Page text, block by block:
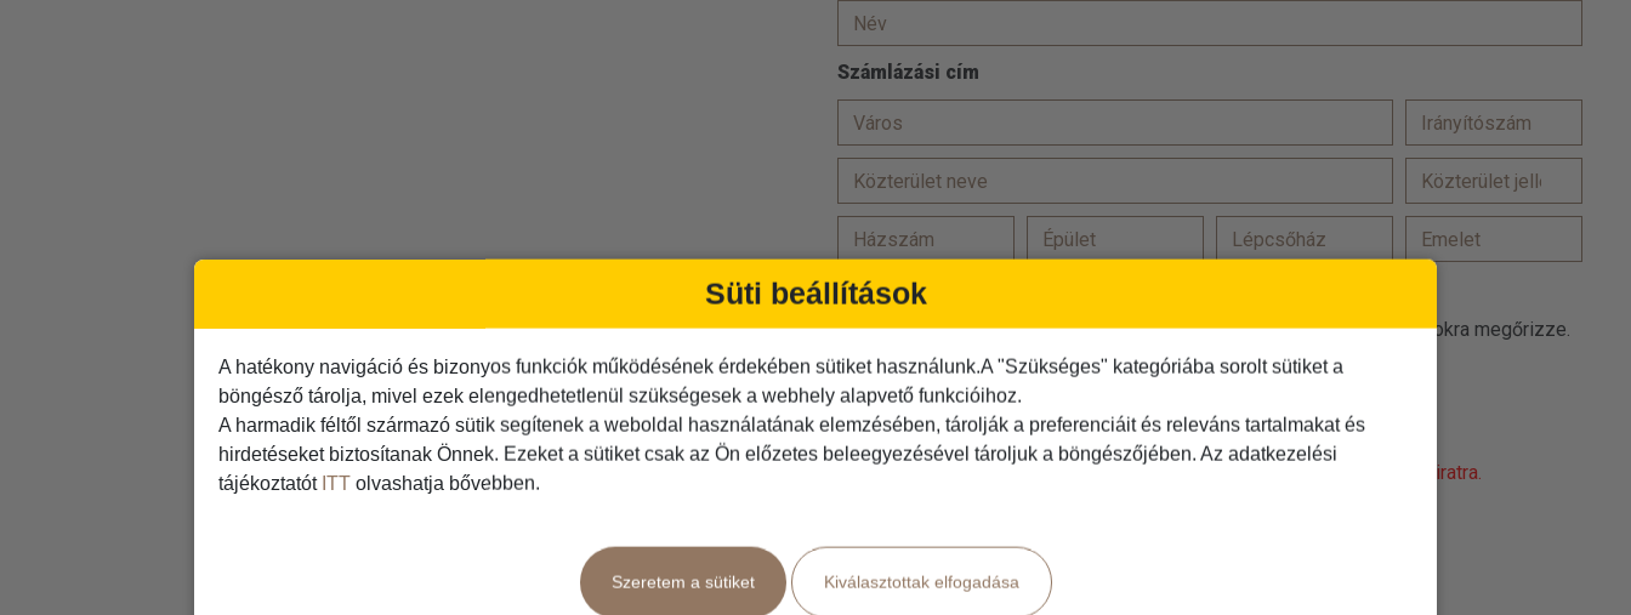
Számlázási cím
Törzsutas vagyok
Hozzájárulok, hogy adataimat a(z) TDM Utazási Iroda promóciós célokra megőrizze.
AzÁSZF-etelolvastam és elfogadom
Azadatvédelmi tájékoztatótelolvastam és elfogadom
Kérjük igazolja, hogy Ön nem robot! Kattintson a 'Nem vagyok robot' feliratra.
Süti beállítások
A hatékony navigáció és bizonyos funkciók működésének érdekében sütiket használunk.A "Szükséges" kategóriába sorolt sütiket a
böngésző tárolja, mivel ezek elengedhetetlenül szükségesek a webhely alapvető funkcióihoz.
A harmadik féltől származó sütik segítenek a weboldal használatának elemzésében, tárolják a preferenciáit és releváns tartalmakat és
hirdetéseket biztosítanak Önnek. Ezeket a sütiket csak az Ön előzetes beleegyezésével tároljuk a böngészőjében. Az adatkezelési
tájékoztatót ITT olvashatja bővebben.
Szeretem a sütiket Kiválasztottak elfogadása